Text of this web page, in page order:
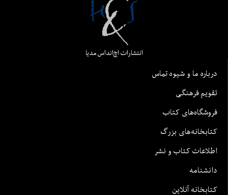
انتشارات اچ‌اند‌اس مدیا
درباره ما و شیوه تماس
تقویم فرهنگی
فروشگاه‌های کتاب
کتابخانه‌های بزرگ
اطلاعات کتاب و نشر
دانشنامه
کتابخانه آنلاین